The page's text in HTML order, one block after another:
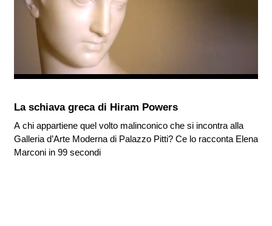
La schiava greca di Hiram Powers
A chi appartiene quel volto malinconico che si incontra alla
Galleria d’Arte Moderna di Palazzo Pitti? Ce lo racconta Elena
Marconi in 99 secondi